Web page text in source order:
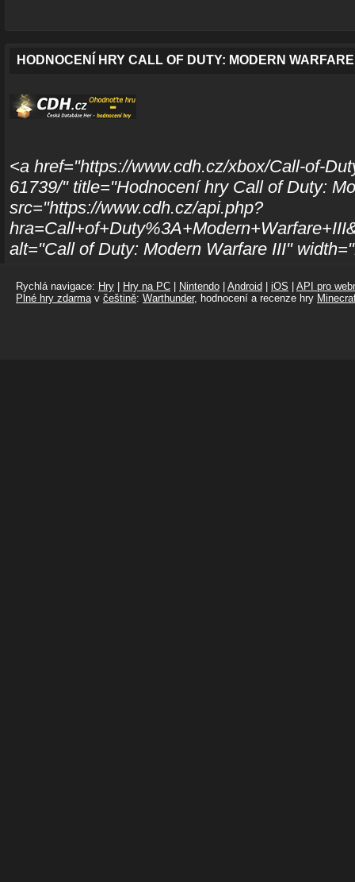
HODNOCENÍ HRY CALL OF DUTY: MODERN
<a href="https://www.cdh.cz/xbox/Call-of-
61739/" title="Hodnocení hry Call of Duty:
src="https://www.cdh.cz/api.php?
alt="Call of Duty: Modern Warfare III"
Rychlá navigace: Hry Hry na PC Nintendo Android iOS
API pro
Plné hry zdarmav češtině: Warthunder, hodnocení a recenze hry